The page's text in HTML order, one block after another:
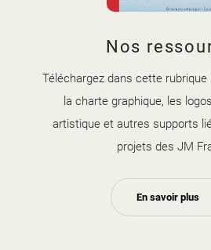
2025-2026.jpg
Nos
Téléchargez dans cette
la charte graphique, les
artistique et autres supports
projets des JM
En savoir plus